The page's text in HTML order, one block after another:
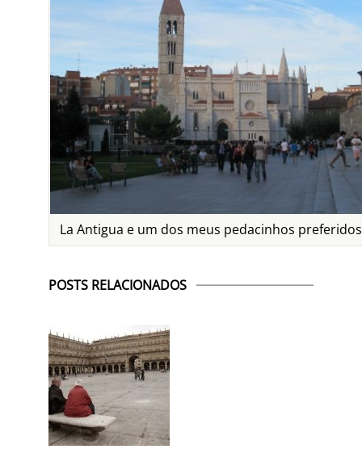
La Antigua e um dos meus pedacinhos
POSTS RELACIONADOS